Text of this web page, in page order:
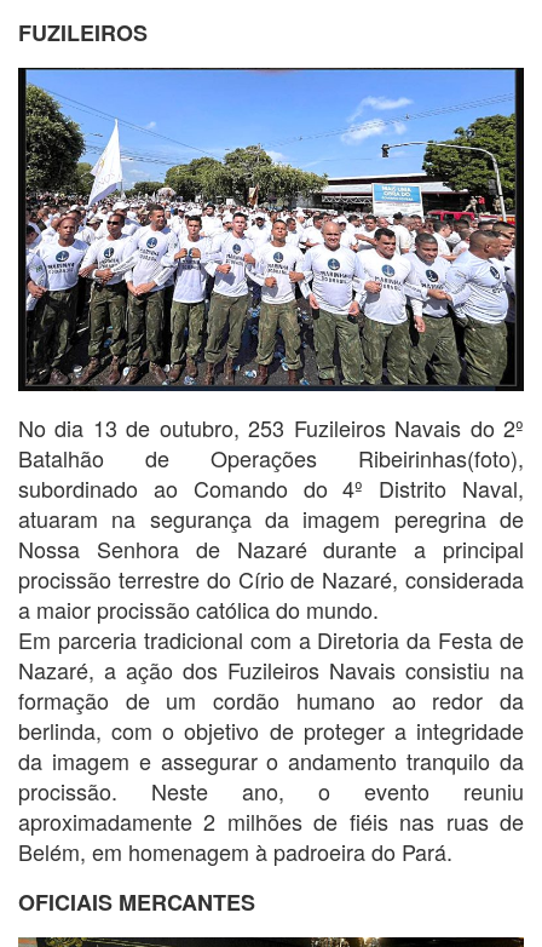
FUZILEIROS
No dia 13 de outubro, 253 Fuzileiros Navais do 2º
Batalhão de Operações Ribeirinhas(foto),
subordinado ao Comando do 4º Distrito Naval,
atuaram na segurança da imagem peregrina de
Nossa Senhora de Nazaré durante a principal
procissão terrestre do Círio de Nazaré, considerada
a maior procissão católica do mundo.
Em parceria tradicional com a Diretoria da Festa de
Nazaré, a ação dos Fuzileiros Navais consistiu na
formação de um cordão humano ao redor da
berlinda, com o objetivo de proteger a integridade
da imagem e assegurar o andamento tranquilo da
procissão. Neste ano, o evento reuniu
aproximadamente 2 milhões de fiéis nas ruas de
Belém, em homenagem à padroeira do Pará.
OFICIAIS MERCANTES